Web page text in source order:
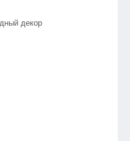
декор